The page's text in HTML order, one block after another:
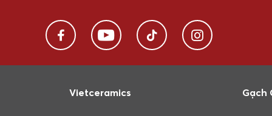
Vietceramics Gạch